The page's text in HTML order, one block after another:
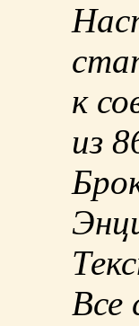
к
из
Все